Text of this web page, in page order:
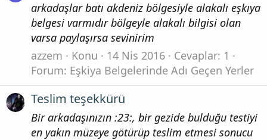
arkadaşlar batı akdeniz bölgesiyle alakalı eşkıya
belgesi varmıdır bölgeyle alakalı bilgisi olan
varsa paylaşırsa sevinirim
azzem
Konu 14 Nis 2016
Cevaplar: 1
Forum: Eşkiya Belgelerinde Adı Geçen Yerler
Teslim teşekkürü
Bir arkadaşınızın :23:, bir gezide bulduğu testiyi
en yakın müzeye götürüp teslim etmesi sonucu